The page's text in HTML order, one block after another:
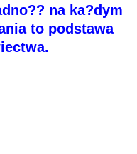
na ka?dym
to podstawa